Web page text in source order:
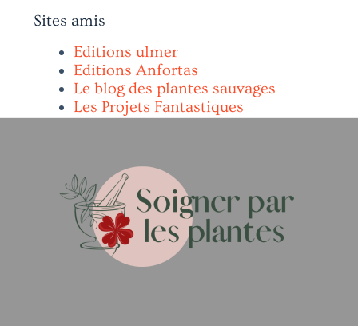
Sites amis
Editions ulmer
Editions Anfortas
Le blog des plantes sauvages
Les Projets Fantastiques